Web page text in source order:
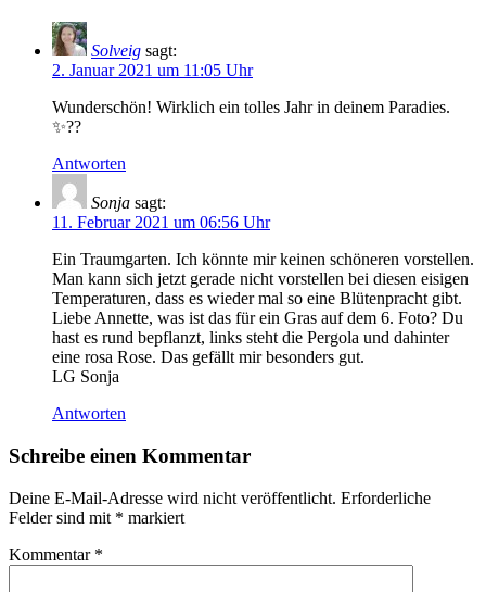
Solveig sagt:
2. Januar 2021 um 11:05 Uhr
Wunderschön! Wirklich ein tolles Jahr in deinem Paradies.
✨??
Antworten
Sonja sagt:
11. Februar 2021 um 06:56 Uhr
Ein Traumgarten. Ich könnte mir keinen schöneren vorstellen.
Man kann sich jetzt gerade nicht vorstellen bei diesen eisigen
Temperaturen, dass es wieder mal so eine Blütenpracht gibt.
Liebe Annette, was ist das für ein Gras auf dem 6. Foto? Du
hast es rund bepflanzt, links steht die Pergola und dahinter
eine rosa Rose. Das gefällt mir besonders gut.
LG Sonja
Antworten
Schreibe einen Kommentar
Deine E-Mail-Adresse wird nicht veröffentlicht. Erforderliche
Felder sind mit * markiert
Kommentar *